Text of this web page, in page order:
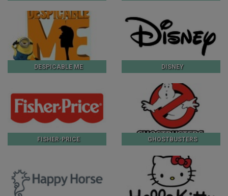
DESPICABLE ME DISNEY
FISHER-PRICE GHOSTBUSTERS